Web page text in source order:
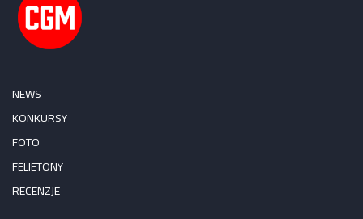
NEWS
KONKURSY
FOTO
FELIETONY
RECENZJE